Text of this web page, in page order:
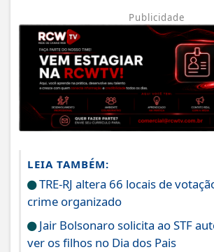
Publicidade
LEIA TAMBÉM:
TRE-RJ altera 66 locais de
crime organizado
Jair Bolsonaro solicita ao STF
ver os filhos no Dia dos Pais